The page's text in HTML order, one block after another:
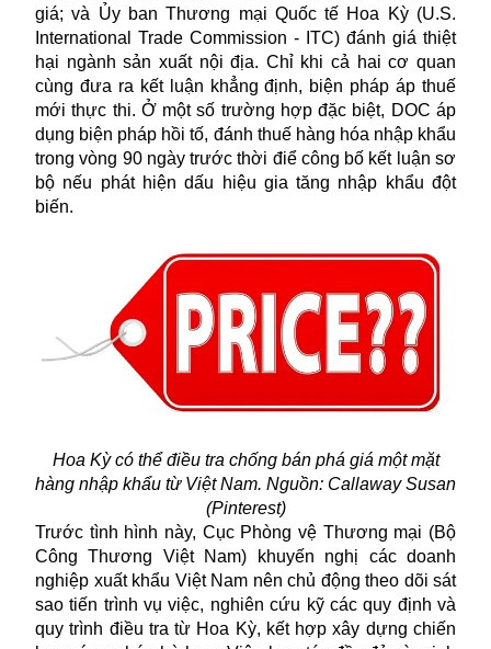
giá; và Ủy ban Thương mại Quốc tế Hoa Kỳ (U.S.
International Trade Commission - ITC) đánh giá thiệt
hại ngành sản xuất nội địa. Chỉ khi cả hai cơ quan
cùng đưa ra kết luận khẳng định, biện pháp áp thuế
mới thực thi. Ở một số trường hợp đặc biệt, DOC áp
dụng biện pháp hồi tố, đánh thuế hàng hóa nhập khẩu
trong vòng 90 ngày trước thời điể công bố kết luận sơ
bộ nếu phát hiện dấu hiệu gia tăng nhập khẩu đột
biến.
Hoa Kỳ có thể điều tra chống bán phá giá một mặt
hàng nhập khẩu từ Việt Nam. Nguồn: Callaway Susan
(Pinterest)
Trước tình hình này, Cục Phòng vệ Thương mại (Bộ
Công Thương Việt Nam) khuyến nghị các doanh
nghiệp xuất khẩu Việt Nam nên chủ động theo dõi sát
sao tiến trình vụ việc, nghiên cứu kỹ các quy định và
quy trình điều tra từ Hoa Kỳ, kết hợp xây dựng chiến